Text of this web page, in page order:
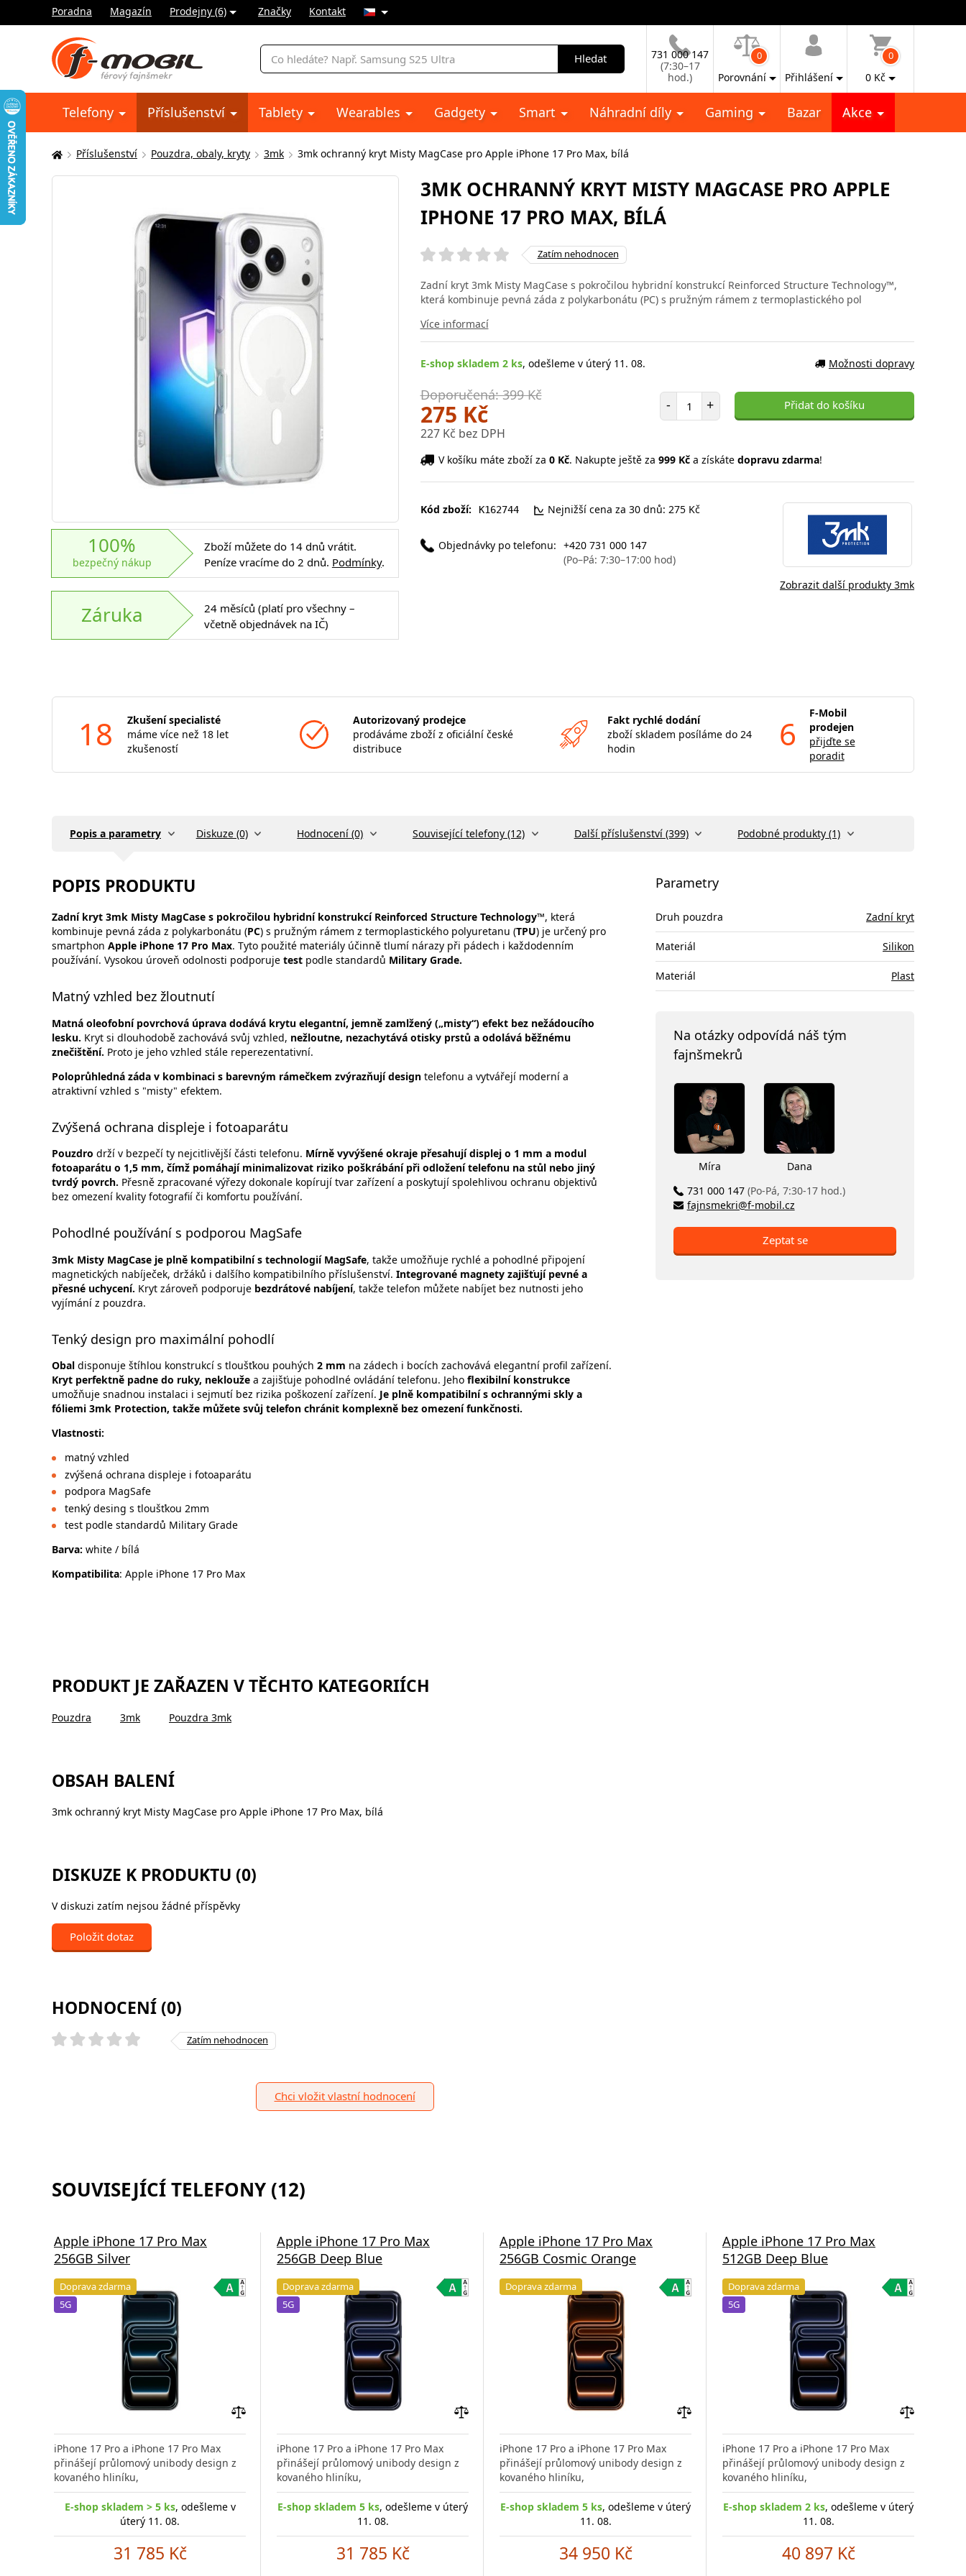
Poradna Magazín Prodejny (6) Značky Kontakt
Vyhledávání
Hledat
731 000 147
(7:30–17
hod.)
0
Porovnání Přihlášení
0
0 Kč
Telefony Příslušenství Tablety Wearables Gadgety Smart Náhradní díly Gaming Bazar Akce
Zde
se
Příslušenství Pouzdra, obaly, kryty 3mk 3mk ochranný kryt Misty MagCase pro Apple iPhone 17 Pro Max, bílá
100%
bezpečný nákup
Zboží můžete do 14 dnů vrátit.
Peníze vracíme do 2 dnů. Podmínky.
Záruka
24 měsíců (platí pro všechny –
včetně objednávek na IČ)
3MK OCHRANNÝ KRYT MISTY MAGCASE PRO APPLE
IPHONE 17 PRO MAX, BÍLÁ
Zatím nehodnocen
Zadní kryt 3mk Misty MagCase s pokročilou hybridní konstrukcí Reinforced Structure Technology™,
která kombinuje pevná záda z polykarbonátu (PC) s pružným rámem z termoplastického pol
Více informací
E-shop skladem 2 ks, odešleme v úterý 11. 08. Možnosti dopravy
Doporučená: 399 Kč
275 Kč
227 Kč bez DPH
- Počet položek
+ Přidat do košíku
V košíku máte zboží za 0 Kč. Nakupte ještě za 999 Kča získáte dopravu zdarma!
Kód zboží: K162744 Nejnižší cena za 30 dnů: 275 Kč
Objednávky po telefonu: +420 731 000 147
(Po–Pá: 7:30–17:00 hod)
Zobrazit další produkty 3mk
18
Zkušení specialisté
máme více než 18 let
zkušeností
Autorizovaný prodejce
prodáváme zboží z oficiální české
distribuce
Fakt rychlé dodání
zboží skladem posíláme do 24
hodin
6
F-Mobil
prodejen
přijďte se
poradit
Popis a parametry Diskuze (0) Hodnocení (0) Související telefony (12) Další příslušenství (399) Podobné produkty (1)
POPIS PRODUKTU
Zadní kryt 3mk Misty MagCase s pokročilou hybridní konstrukcí Reinforced Structure Technology™, která
kombinuje pevná záda z polykarbonátu (PC) s pružným rámem z termoplastického polyuretanu (TPU) je určený pro
smartphon Apple iPhone 17 Pro Max. Tyto použité materiály účinně tlumí nárazy při pádech i každodenním
používání. Vysokou úroveň odolnosti podporuje test podle standardů Military Grade.
Matný vzhled bez žloutnutí
Matná oleofobní povrchová úprava dodává krytu elegantní, jemně zamlžený („misty“) efekt bez nežádoucího
lesku. Kryt si dlouhodobě zachovává svůj vzhled, nežloutne, nezachytává otisky prstů a odolává běžnému
znečištění. Proto je jeho vzhled stále reperezentativní.
Poloprůhledná záda v kombinaci s barevným rámečkem zvýrazňují design telefonu a vytvářejí moderní a
atraktivní vzhled s "misty" efektem.
Zvýšená ochrana displeje i fotoaparátu
Pouzdro drží v bezpečí ty nejcitlivější části telefonu. Mírně vyvýšené okraje přesahují displej o 1 mm a modul
fotoaparátu o 1,5 mm, čímž pomáhají minimalizovat riziko poškrábání při odložení telefonu na stůl nebo jiný
tvrdý povrch. Přesně zpracované výřezy dokonale kopírují tvar zařízení a poskytují spolehlivou ochranu objektivů
bez omezení kvality fotografií či komfortu používání.
Pohodlné používání s podporou MagSafe
3mk Misty MagCase je plně kompatibilní s technologií MagSafe, takže umožňuje rychlé a pohodlné připojení
magnetických nabíječek, držáků i dalšího kompatibilního příslušenství. Integrované magnety zajišťují pevné a
přesné uchycení. Kryt zároveň podporuje bezdrátové nabíjení, takže telefon můžete nabíjet bez nutnosti jeho
vyjímání z pouzdra.
Tenký design pro maximální pohodlí
Obal disponuje štíhlou konstrukcí s tloušťkou pouhých 2 mm na zádech i bocích zachovává elegantní profil zařízení.
Kryt perfektně padne do ruky, neklouže a zajišťuje pohodlné ovládání telefonu. Jeho flexibilní konstrukce
umožňuje snadnou instalaci i sejmutí bez rizika poškození zařízení. Je plně kompatibilní s ochrannými skly a
fóliemi 3mk Protection, takže můžete svůj telefon chránit komplexně bez omezení funkčnosti.
Vlastnosti:
matný vzhled
zvýšená ochrana displeje i fotoaparátu
podpora MagSafe
tenký desing s tloušťkou 2mm
test podle standardů Military Grade
Barva: white / bílá
Kompatibilita: Apple iPhone 17 Pro Max
PRODUKT JE ZAŘAZEN V TĚCHTO KATEGORIÍCH
Pouzdra 3mk Pouzdra 3mk
OBSAH BALENÍ
3mk ochranný kryt Misty MagCase pro Apple iPhone 17 Pro Max, bílá
DISKUZE K PRODUKTU (0)
V diskuzi zatím nejsou žádné příspěvky
Položit dotaz
HODNOCENÍ (0)
Zatím nehodnocen
Chci vložit vlastní hodnocení
Parametry
Druh pouzdra Zadní kryt
Materiál Silikon
Materiál Plast
Na otázky odpovídá náš tým
fajnšmekrů
Míra
Dana
731 000 147 (Po-Pá, 7:30-17 hod.)
fajnsmekri@f-mobil.cz
Zeptat se
SOUVISEJÍCÍ TELEFONY (12)
Apple iPhone 17 Pro Max
256GB Silver
Doprava zdarma
5G
porovnání
iPhone 17 Pro a iPhone 17 Pro Max
přinášejí průlomový unibody design z
kovaného hliníku,
E-shop skladem > 5 ks, odešleme v
úterý 11. 08.
31 785 Kč
Apple iPhone 17 Pro Max
256GB Deep Blue
Doprava zdarma
5G
porovnání
iPhone 17 Pro a iPhone 17 Pro Max
přinášejí průlomový unibody design z
kovaného hliníku,
E-shop skladem 5 ks, odešleme v úterý
11. 08.
31 785 Kč
Apple iPhone 17 Pro Max
256GB Cosmic Orange
Doprava zdarma
porovnání
iPhone 17 Pro a iPhone 17 Pro Max
přinášejí průlomový unibody design z
kovaného hliníku,
E-shop skladem 5 ks, odešleme v úterý
11. 08.
34 950 Kč
Apple iPhone 17 Pro Max
512GB Deep Blue
Doprava zdarma
5G
iPhone 17 Pro a iPhone 17 Pro Max
přinášejí průlomový unibody design z
kovaného hliníku,
E-shop skladem 2 ks, odešleme v úterý
11. 08.
40 897 Kč